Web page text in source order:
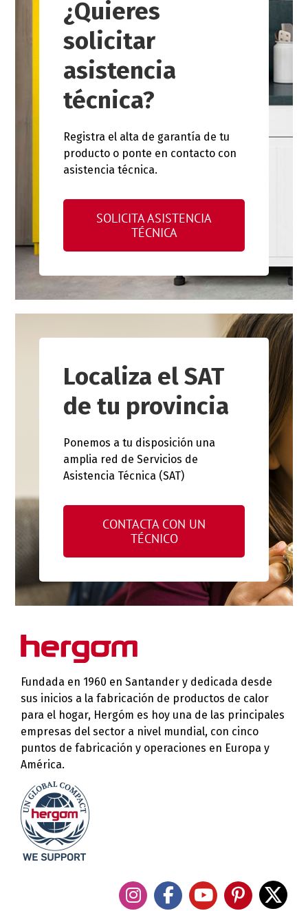
¿Quieres
solicitar
asistencia
técnica?
Registra el alta de garantía de tu
producto o ponte en contacto con
asistencia técnica.
SOLICITA ASISTENCIA
TÉCNICA
Localiza el SAT
de tu provincia
Ponemos a tu disposición una
amplia red de Servicios de
Asistencia Técnica (SAT)
CONTACTA CON UN
TÉCNICO
Fundada en 1960 en Santander y dedicada desde
sus inicios a la fabricación de productos de calor
para el hogar, Hergóm es hoy una de las principales
empresas del sector a nivel mundial, con cinco
puntos de fabricación y operaciones en Europa y
América.